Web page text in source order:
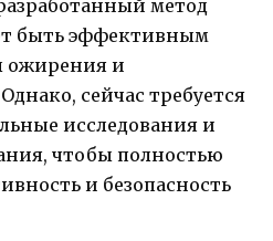
метод
быть эффективным
ожирения и
сейчас требуется
исследования и
чтобы полностью
и безопасность